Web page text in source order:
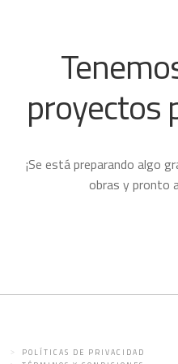
proyectos
¡Se está preparando algo
obras y pronto
POLÍTICAS DE PRIVACIDAD